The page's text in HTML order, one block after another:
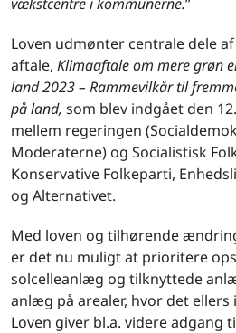
Loven udmønter centrale dele
aftale, Klimaaftale om mere grøn
land 2023 – Rammevilkår til
påland, som blev indgået den
mellem regeringen
Moderaterne) og Socialistisk
Konservative Folkeparti,
og Alternativet.
Med loven og tilhørende
er det nu muligt at prioritere
solcelleanlæg og tilknyttede
anlæg på arealer, hvor det
Loven giver bl.a. videre adgang